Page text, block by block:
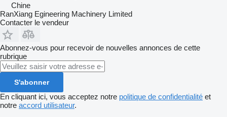
Chine
RanXiang Egineering Machinery Limited
Contacter le vendeur
Abonnez-vous pour recevoir de nouvelles annonces de cette
rubrique
S'abonner
En cliquant ici, vous acceptez notre politique de confidentialité et
notre accord utilisateur.